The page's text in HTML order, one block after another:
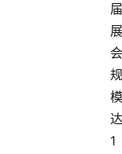
届
展
会
规
模
达
1